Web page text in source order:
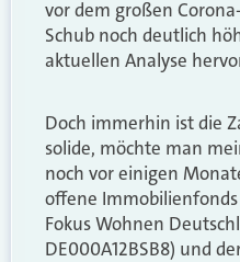
vor dem großen
Schub noch deutlich
aktuellen Analyse
Doch immerhin ist die
solide, möchte man
noch vor einigen
offene
Fokus Wohnen
DE000A12BSB8) und